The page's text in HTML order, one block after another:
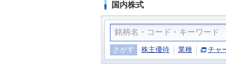
国内株式
さがす 株主優待 業種 チャ